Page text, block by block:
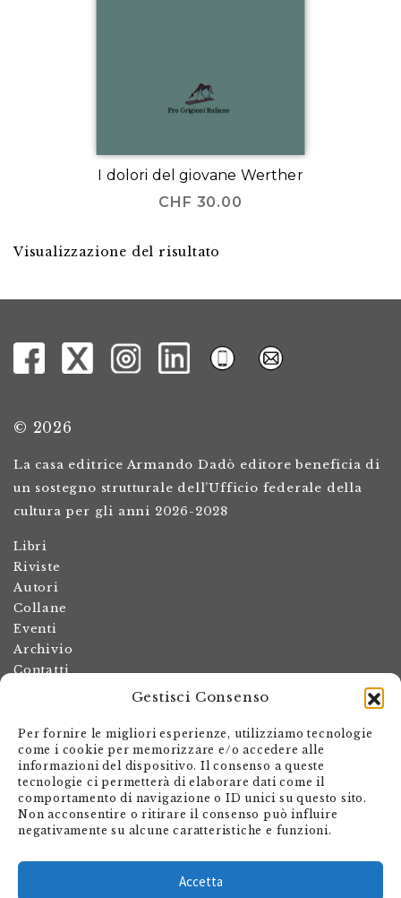
Gestisci Consenso
Per fornire le migliori esperienze, utilizziamo tecnologie
come i cookie per memorizzare e/o accedere alle
informazioni del dispositivo. Il consenso a queste
tecnologie ci permetterà di elaborare dati come il
comportamento di navigazione o ID unici su questo sito.
Non acconsentire o ritirare il consenso può influire
negativamente su alcune caratteristiche e funzioni.
Accetta
I dolori del giovane Werther
CHF 30.00
Visualizzazione del risultato
© 2026
La casa editrice Armando Dadò editore beneficia di
un sostegno strutturale dell’Ufficio federale della
cultura per gli anni 2026-2028
Libri
Riviste
Autori
Collane
Eventi
Archivio
Contatti
Termini e condizioni
Spese di spedizione
Politica dei resi
Informativa sulla privacy
Il mio account
Carrello
Via Giovanni Antonio Orelli 29